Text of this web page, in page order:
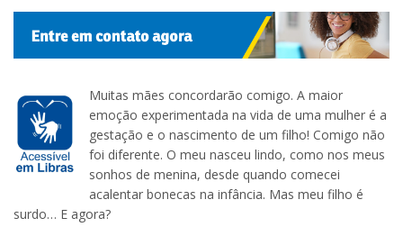
Muitas mães concordarão comigo. A maior
emoção experimentada na vida de uma mulher é a
gestação e o nascimento de um filho! Comigo não
foi diferente. O meu nasceu lindo, como nos meus
sonhos de menina, desde quando comecei
acalentar bonecas na infância. Mas meu filho é
surdo… E agora?